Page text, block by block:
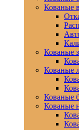
Кованые
Кованые
Кованые
Кованые
Кованые